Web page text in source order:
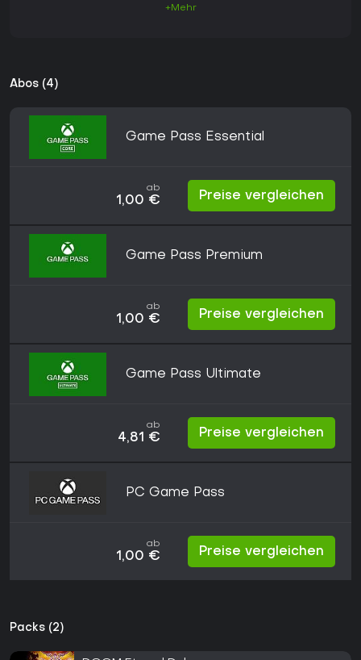
+Mehr
Abos (4)
Game Pass Essential
ab
1,00 € Preise vergleichen
Game Pass Premium
ab
1,00 € Preise vergleichen
Game Pass Ultimate
ab
4,81 € Preise vergleichen
PC Game Pass
ab
1,00 € Preise vergleichen
Packs (2)